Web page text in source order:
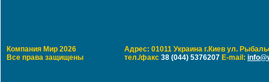
Компания Мир 2026
Все права защищены
Адрес: 01011 Украина г.Киев ул.
тел./факс 38 (044) 5376207 E-mail: